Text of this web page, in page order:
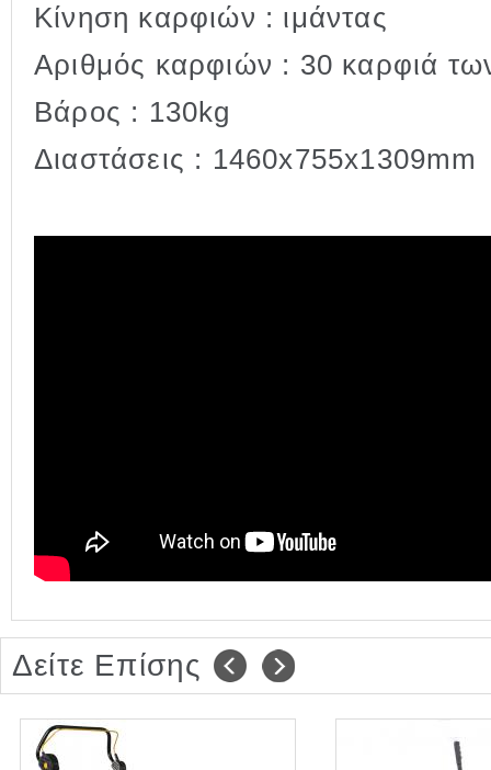
Κίνηση καρφιών : ιμάντας
Αριθμός καρφιών : 30 καρφιά
Βάρος : 130kg
Διαστάσεις : 1460x755x1309mm
Δείτε Επίσης